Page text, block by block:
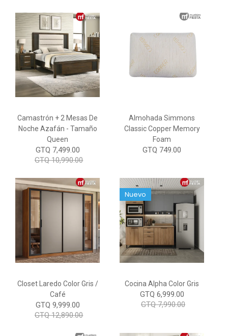
Camastrón + 2 Mesas De
Noche Azafán - Tamaño
Queen
GTQ 7,499.00
GTQ 10,990.00
Almohada Simmons
Classic Copper Memory
Foam
GTQ 749.00
Closet Laredo Color Gris /
Café
GTQ 9,999.00
GTQ 12,890.00
Cocina Alpha Color Gris
Nuevo
GTQ 6,999.00
GTQ 7,990.00